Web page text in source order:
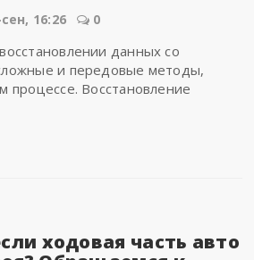
16:26 0
данных со
и передовые методы,
процессе. Восстановление
ходовая часть авто